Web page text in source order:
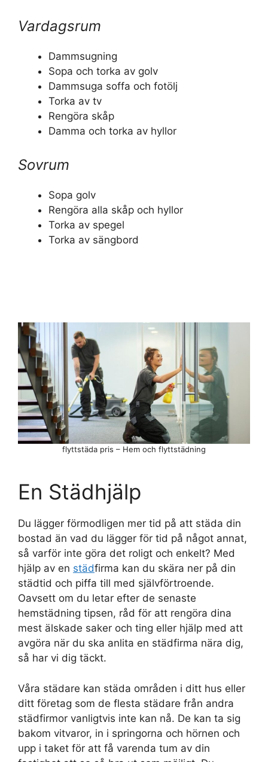
Vardagsrum
Dammsugning
Sopa och torka av golv
Dammsuga soffa och fotölj
Torka av tv
Rengöra skåp
Damma och torka av hyllor
Sovrum
Sopa golv
Rengöra alla skåp och hyllor
Torka av spegel
Torka av sängbord
En Städhjälp
Du lägger förmodligen mer tid på att städa din
bostad än vad du lägger för tid på något annat,
så varför inte göra det roligt och enkelt? Med
hjälp av en städfirma kan du skära ner på din
städtid och piffa till med självförtroende.
Oavsett om du letar efter de senaste
hemstädning tipsen, råd för att rengöra dina
mest älskade saker och ting eller hjälp med att
avgöra när du ska anlita en städfirma nära dig,
så har vi dig täckt.
Våra städare kan städa områden i ditt hus eller
ditt företag som de flesta städare från andra
städfirmor vanligtvis inte kan nå. De kan ta sig
bakom vitvaror, in i springorna och hörnen och
upp i taket för att få varenda tum av din
flyttstäda pris – Hem och flyttstädning